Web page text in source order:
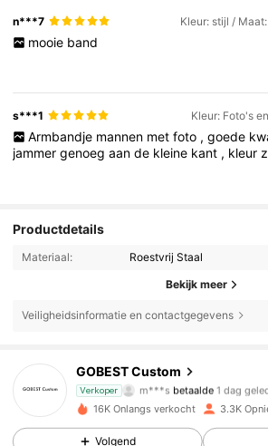
n***7 Kleur: stijl /
mooie band
s***1 Kleur: Foto's
Armbandje mannen met foto , goede
jammergenoegaande kleine kant , kleur
Productdetails
Materiaal: Roestvrij Staal
Bekijk meer
Veiligheidsinformatie en contactgegevens
GOBEST Custom
Verkoper
4.84
1.3K Volgers
m***s betaalde 1 dag
4.84 1.3K Volgers
16K Onlangs verkocht 3.3K
Volgend